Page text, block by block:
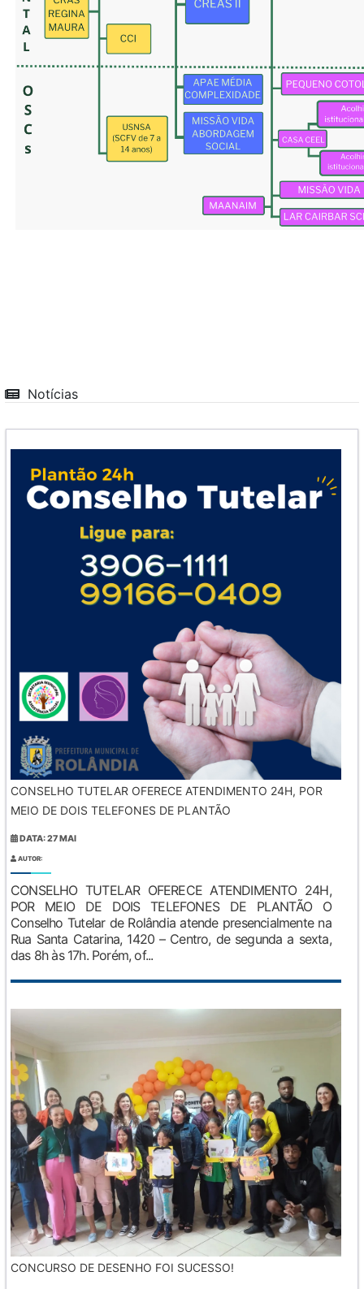
Notícias
CONSELHO TUTELAR OFERECE ATENDIMENTO 24H, POR
MEIO DE DOIS TELEFONES DE PLANTÃO
DATA: 27 MAI
AUTOR:
CONSELHO TUTELAR OFERECE ATENDIMENTO 24H,
POR MEIO DE DOIS TELEFONES DE PLANTÃO O
Conselho Tutelar de Rolândia atende presencialmente na
Rua Santa Catarina, 1420 – Centro, de segunda a sexta,
das 8h às 17h. Porém, of...
CONCURSO DE DESENHO FOI SUCESSO!